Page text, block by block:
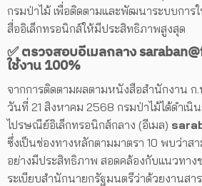
กรมป่าไม้ เพื่อติดตามและพัฒนาระบบการ
สื่ออิเล็กทรอนิกส์ให้มีประสิทธิภาพสูงสุด
✅ ตรวจสอบอีเมลกลาง
ใช้งาน 100%
จากการติดตามผลตามหนังสือสำนักงาน ก
วันที่ 21 สิงหาคม 2568 กรมป่าไม้ได้ดำเนิ
ไปรษณีย์อิเล็กทรอนิกส์กลาง (อีเมล)
ซึ่งเป็นช่องทางหลักตามมาตรา 10 พบว่าส
อย่างมีประสิทธิภาพ สอดคล้องกับแนวทาง
ระเบียบสำนักนายกรัฐมนตรีว่าด้วยงานสา